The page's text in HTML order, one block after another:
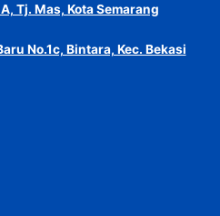
Tj. Mas, Kota Semarang
No.1c, Bintara, Kec. Bekasi